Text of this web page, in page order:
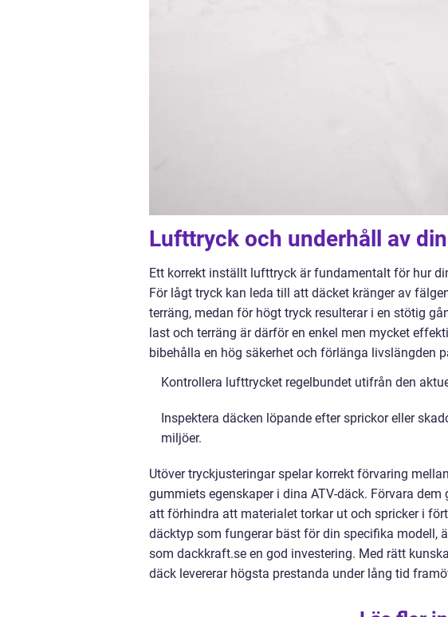
Lufttryck och underhåll av
Ett korrekt inställt lufttryck är fundamentalt för hur
För lågt tryck kan leda till att däcket kränger av
terräng, medan för högt tryck resulterar i en stötig
last och terräng är därför en enkel men mycket
bibehålla en hög säkerhet och förlänga livslängden
Kontrollera lufttrycket regelbundet utifrån den
Inspektera däcken löpande efter sprickor eller
miljöer.
Utöver tryckjusteringar spelar korrekt förvaring
gummiets egenskaper i dina ATV-däck. Förvara
att förhindra att materialet torkar ut och spricker i
däcktyp som fungerar bäst för din specifika modell,
som dackkraft.se en god investering. Med rätt
däck levererar högsta prestanda under lång tid